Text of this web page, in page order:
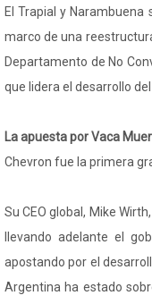
El Trapial y
marco de una
Departamento de No
que lidera el desarrollo
La apuesta por Vaca
Chevron fue la primera
Su CEO global, Mike
llevando adelante el
apostando por el
Argentina ha estado